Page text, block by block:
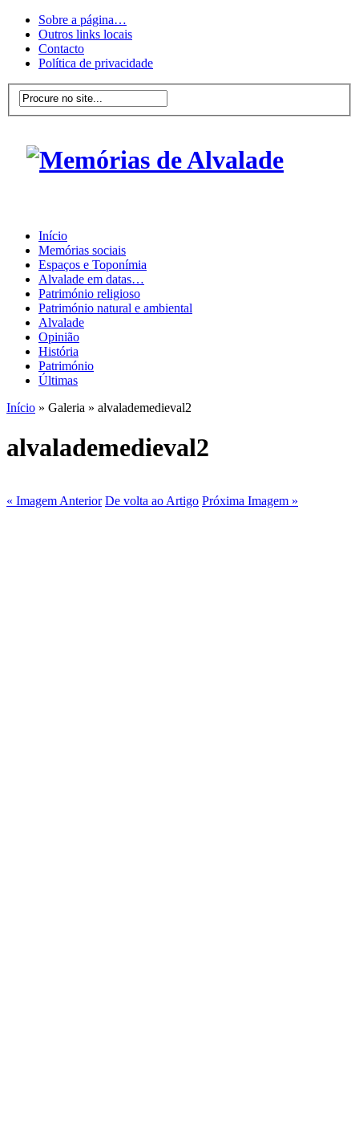
Sobre a página…
Outros links locais
Contacto
Política de privacidade
Início
Memórias sociais
Espaços e Toponímia
Alvalade em datas…
Património religioso
Património natural e ambiental
Alvalade
Opinião
História
Património
Últimas
Início » Galeria » alvalademedieval2
alvalademedieval2
« Imagem Anterior De volta ao Artigo Próxima Imagem »